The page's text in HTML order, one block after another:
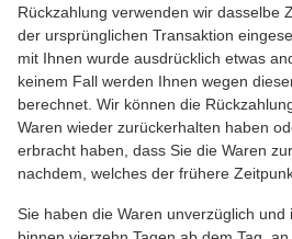
Rückzahlung verwenden wir dasselbe
der ursprünglichen Transaktion
mit Ihnen wurde ausdrücklich etwas
keinem Fall werden Ihnen wegen
berechnet. Wir können die
Waren wieder zurückerhalten haben
erbracht haben, dass Sie die Waren
nachdem, welches der frühere
Sie haben die Waren unverzüglich